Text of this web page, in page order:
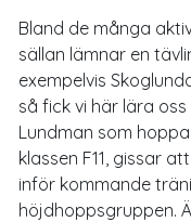
Bland de många
sällan lämnar en
exempelvis
så fick vi här lära
Lundman som
klassen F11, gissar
inför kommande
höjdhoppsgruppen.